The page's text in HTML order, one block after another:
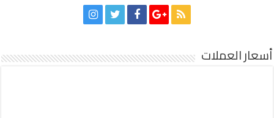
أسعار العملات